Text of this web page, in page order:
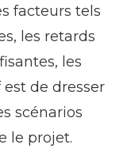
facteurs tels
les retards
les
est de dresser
scénarios
le projet.